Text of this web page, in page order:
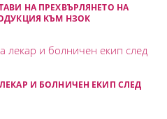
НА ПРЕХВЪРЛЯНЕТО НА
КЪМ НЗОК
И БОЛНИЧЕН ЕКИП СЛЕД